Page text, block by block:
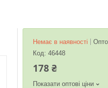
Немає в наявності
Код: 46448
178 ₴
Показати оптові ціни